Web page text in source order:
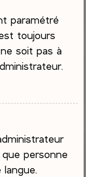
paramétré
toujours
soit pas à
personne